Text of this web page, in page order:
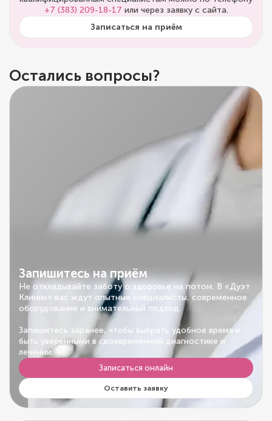
+7 (383) 209-18-17 или через заявку с сайта.
Записаться на приём
Остались вопросы?
Запишитесь на приём
Не откладывайте заботу о здоровье на потом. В «Дуэт
Клиник» вас ждут опытные специалисты, современное
оборудование и внимательный подход.
Запишитесь заранее, чтобы выбрать удобное время и
быть уверенными в своевременной диагностике и
лечении.
Записаться онлайн
Оставить заявку